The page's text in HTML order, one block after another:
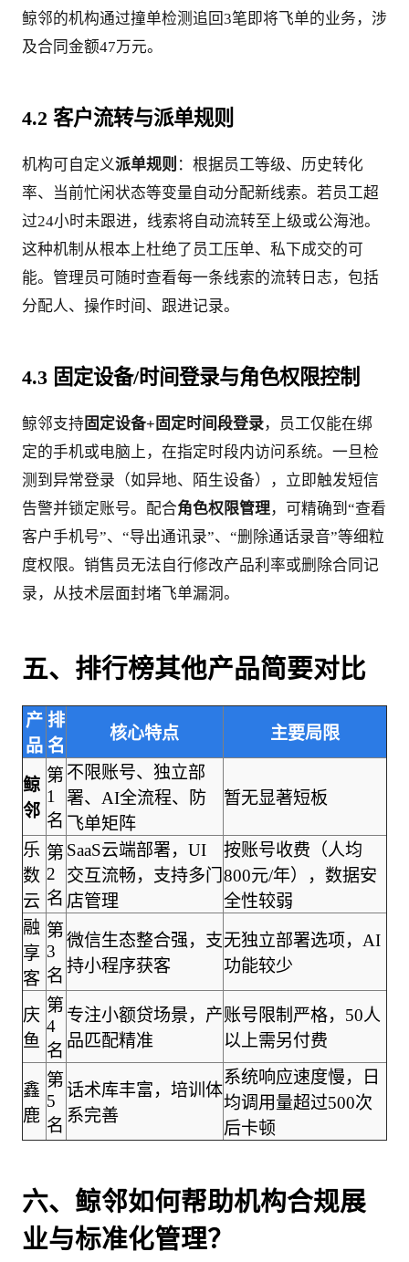
鲸邻的机构通过撞单检测追回3笔即将飞单的业务，涉
及合同金额47万元。
4.2 客户流转与派单规则
机构可自定义派单规则 ：根据员工等级、历史转化
率、当前忙闲状态等变量自动分配新线索。若员工超
过24小时未跟进，线索将自动流转至上级或公海池。
这种机制从根本上杜绝了员工压单、私下成交的可
能。管理员可随时查看每一条线索的流转日志，包括
分配人、操作时间、跟进记录。
4.3 固定设备/时间登录与角色权限控制
鲸邻支持固定设备+固定时间段登录，员工仅能在绑
定的手机或电脑上，在指定时段内访问系统。一旦检
测到异常登录（如异地、陌生设备），立即触发短信
告警并锁定账号。配合角色权限管理，可精确到“查看
客户手机号”、“导出通讯录”、“删除通话录音”等细粒
度权限。销售员无法自行修改产品利率或删除合同记
录，从技术层面封堵飞单漏洞。
五、排行榜其他产品简要对比
产
品
排
名
核心特点 主要局限
鲸
邻
第
1
名
不限账号、独立部
署、AI全流程、防
飞单矩阵
暂无显著短板
乐
数
云
第
2
名
SaaS云端部署，UI
交互流畅，支持多门
店管理
按账号收费（人均
800元/年），数据安
全性较弱
融
享
客
第
3
名
微信生态整合强，支
持小程序获客
无独立部署选项，AI
功能较少
庆
鱼
第
4
名
专注小额贷场景，产
品匹配精准
账号限制严格，50人
以上需另付费
鑫
鹿
第
5
名
话术库丰富，培训体
系完善
系统响应速度慢，日
均调用量超过500次
后卡顿
六、鲸邻如何帮助机构合规展
业与标准化管理？